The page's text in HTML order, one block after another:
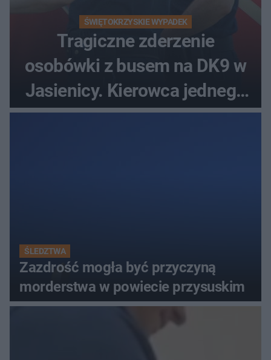
ŚWIĘTOKRZYSKIE WYPADEK
Tragiczne zderzenie
osobówki z busem na DK9 w
Jasienicy. Kierowca jednego
z pojazdów zginął na miejscu
ŚLEDZTWA
Zazdrość mogła być przyczyną
morderstwa w powiecie przysuskim